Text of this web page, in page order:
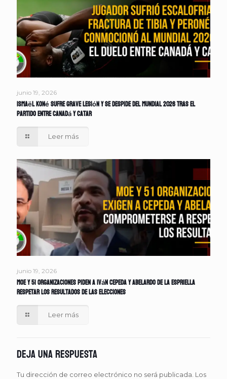
junio 19, 2026
Ismaël Koné sufre grave lesión y se despide del Mundial 2026 tras el
partido entre Canadá y Catar
Leer más
junio 19, 2026
MOE y 51 organizaciones piden a Iván Cepeda y Abelardo de la Espriella
respetar los resultados de las elecciones
Leer más
Deja una respuesta
Tu dirección de correo electrónico no será publicada. Los